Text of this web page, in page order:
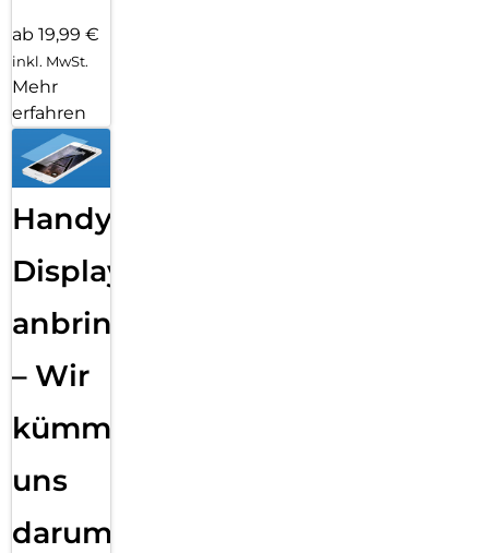
ab 19,99 €
inkl. MwSt.
Mehr
erfahren
Handy
Displayfolie
anbringen
– Wir
kümmern
uns
darum!